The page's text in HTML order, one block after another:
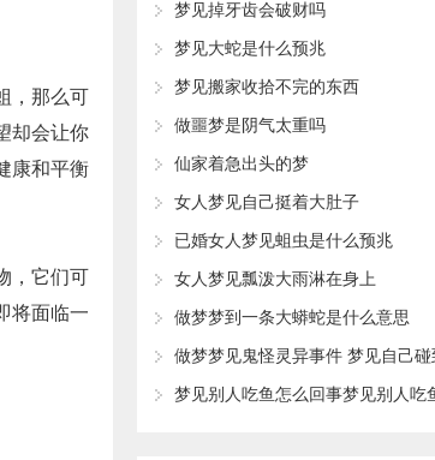
，那么可
却会让你
康和平衡
，它们可
将面临一
​梦见掉牙齿会破财吗
​梦见大蛇是什么预兆
​梦见搬家收拾不完的东西
​做噩梦是阴气太重吗
​仙家着急出头的梦
​女人梦见自己挺着大肚子
​已婚女人梦见蛆虫是什么预兆
​女人梦见瓢泼大雨淋在身上
​做梦梦到一条大蟒蛇是什么意思
做梦梦见鬼怪灵异事件 梦见自己碰
预兆
梦见别人吃鱼怎么回事梦见别人吃